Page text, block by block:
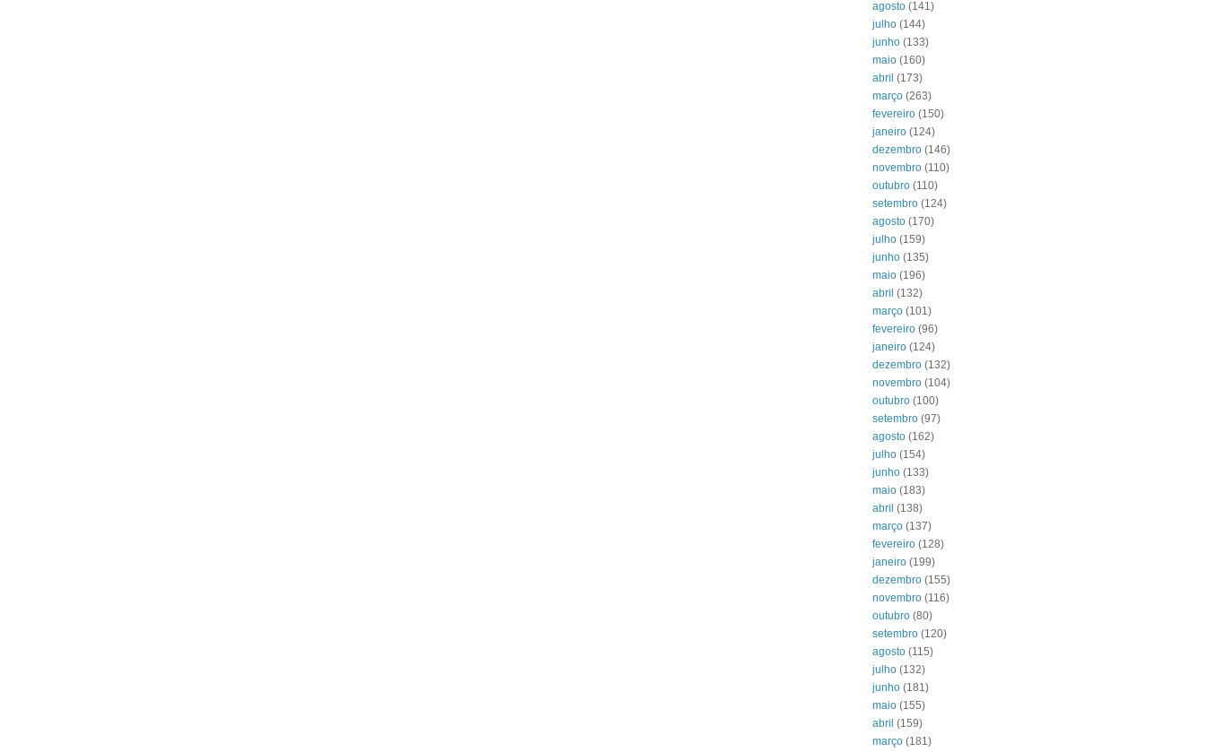
agosto (141)
julho (144)
junho (133)
maio (160)
abril (173)
março (263)
fevereiro (150)
janeiro (124)
dezembro (146)
novembro (110)
outubro (110)
setembro (124)
agosto (170)
julho (159)
junho (135)
maio (196)
abril (132)
março (101)
fevereiro (96)
janeiro (124)
dezembro (132)
novembro (104)
outubro (100)
setembro (97)
agosto (162)
julho (154)
junho (133)
maio (183)
abril (138)
março (137)
fevereiro (128)
janeiro (199)
dezembro (155)
novembro (116)
outubro (80)
setembro (120)
agosto (115)
julho (132)
junho (181)
maio (155)
abril (159)
março (181)